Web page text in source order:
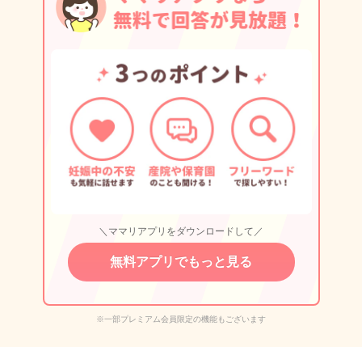
＼ママリアプリをダウンロードして／
無料アプリでもっと見る
※一部プレミアム会員限定の機能もございます